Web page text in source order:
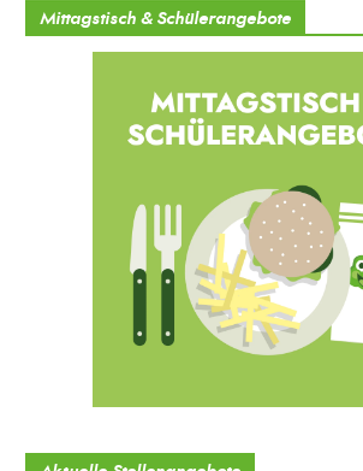
Mittagstisch & Schülerangebote